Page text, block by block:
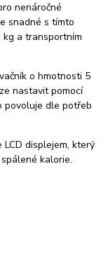
nenáročné
snadné s tímto
a transportním
o hmotnosti 5
nastavit pomocí
povoluje dle potřeb
displejem, který
kalorie.